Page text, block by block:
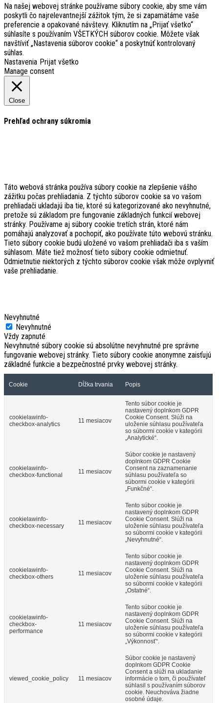
Na našej webovej stránke používame súbory cookie, aby sme vám
poskytli čo najrelevantnejší zážitok tým, že si zapamätáme vaše
preferencie a opakované návštevy. Kliknutím na „Prijať všetko“
súhlasíte s používaním VŠETKÝCH súborov cookie. Môžete však
navštíviť „Nastavenia súborov cookie“ a poskytnúť kontrolovaný
súhlas.
Nastavenia Prijat všetko
Manage consent
Close
Prehľad ochrany súkromia
Táto webová stránka používa súbory cookie na zlepšenie vášho
zážitku počas prehliadania. Z týchto súborov cookie sa vo vašom
prehliadači ukladajú iba tie, ktoré sú kategorizované ako nevyhnutné,
pretože sú základom pre fungovanie základných funkcií webovej
stránky. Používame aj súbory cookie tretích strán, ktoré nám
pomáhajú analyzovať a pochopiť, ako používate túto webovú stránku.
Tieto súbory cookie budú uložené vo vašom prehliadači iba s vaším
súhlasom. Máte tiež možnosť tieto súbory cookie odmietnuť.
Odmietnutie niektorých z týchto súborov cookie však môže ovplyvniť
vaše prehliadanie.
Nevyhnutné
Nevyhnutné
Vždy zapnuté
Nevyhnutné súbory cookie sú absolútne nevyhnutné pre správne
fungovanie webovej stránky. Tieto súbory cookie anonymne zaisťujú
základné funkcie a bezpečnostné prvky webovej stránky.
Cookie Dĺžka trvania Popis
cookielawinfo-
checkbox-analytics
11 mesiacov
Tento súbor cookie je
nastavený doplnkom GDPR
Cookie Consent. Slúži na
uloženie súhlasu používateľa
so súbormi cookie v kategórii
„Analytické“.
cookielawinfo-
checkbox-functional
11 mesiacov
Súbor cookie je nastavený
doplnkom GDPR Cookie
Consent na zaznamenanie
súhlasu používateľa so
súbormi cookie v kategórii
„Funkčné“.
cookielawinfo-
checkbox-necessary
11 mesiacov
Tento súbor cookie je
nastavený doplnkom GDPR
Cookie Consent. Slúži na
uloženie súhlasu používateľa
so súbormi cookie v kategórii
„Nevyhnutné“.
cookielawinfo-
checkbox-others
11 mesiacov
Tento súbor cookie je
nastavený doplnkom GDPR
Cookie Consent. Slúži na
uloženie súhlasu používateľa
so súbormi cookie v kategórii
„Ostatné“.
cookielawinfo-
checkbox-
performance
11 mesiacov
Tento súbor cookie je
nastavený doplnkom GDPR
Cookie Consent. Slúži na
uloženie súhlasu používateľa
so súbormi cookie v kategórii
„Výkonnosť“.
viewed_cookie_policy 11 mesiacov
Súbor cookie je nastavený
doplnkom GDPR Cookie
Consent a slúži na ukladanie
informácie o tom, či používateľ
súhlasil s používaním súborov
cookie. Neuchováva žiadne
osobné údaje.